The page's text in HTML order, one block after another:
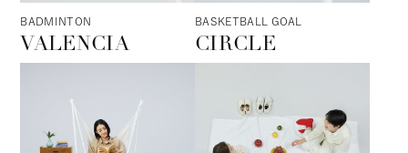
BADMINTON
VALENCIA
BASKETBALL GOAL
CIRCLE